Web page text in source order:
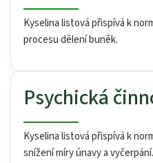
Kyselina listová přispívá k
procesu dělení buněk.
Psychická
Kyselina listová přispívá k
snížení míry únavy a vyčerpání.